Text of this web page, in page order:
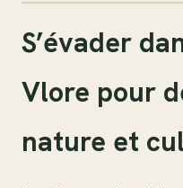
S’évader
Vlore pour
nature et